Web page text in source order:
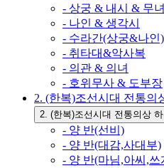
- 상궁 & 내시 & 무녀
- 나인 & 생각시
- 수라간(상궁&나인)
- 취타대&악사복
- 의관 & 의녀
- 호위무사 & 도부장
2. (한복)조선시대 전통의
2. (한복)조선시대 전통의상
- 양 반(선비)
- 양 반(대감,사대부)
- 양 반(마님,아씨,쓰